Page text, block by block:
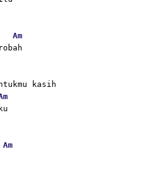
Am
kasih
Am